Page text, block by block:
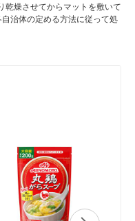
乾燥させてからマットを敷いて
治体の定める方法に従って処